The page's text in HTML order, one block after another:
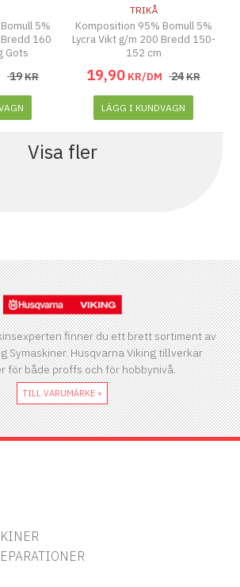
5%
160
Gots
19KR
TRIKÅ
Komposition 95% Bomull 5%
Lycra Vikt g/m 200 Bredd 150-
152 cm
19,90 KR/DM 24KR
LÄGG I KUNDVAGN
Visa fler
finner du ett brett sortiment av
Symaskiner. Husqvarna Viking tillverkar
för både proffs och för hobbynivå.
TILL VARUMÄRKE »